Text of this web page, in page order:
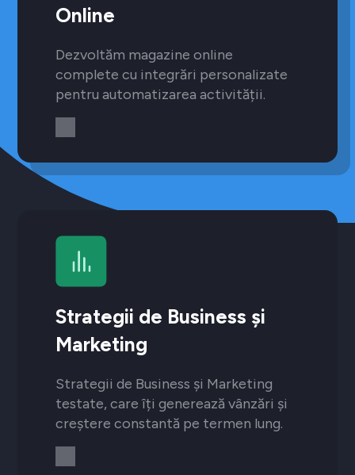
Online
Dezvoltăm magazine online
complete cu integrări personalizate
pentru automatizarea activității.
Strategii de Business și
Marketing
Strategii de Business și Marketing
testate, care îți generează vânzări și
creștere constantă pe termen lung.